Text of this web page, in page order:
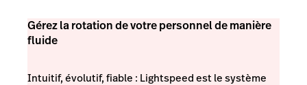
Gérez la rotation de votre personnel de manière
fluide
Intuitif, évolutif, fiable : Lightspeed est le système